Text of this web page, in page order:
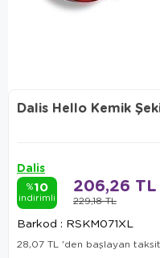
Dalis Hello Kemik
Dalis
%10
indirimli 229,18 TL
206,26 TL
Barkod : RSKM071XL
28,07 TL 'den başlayan